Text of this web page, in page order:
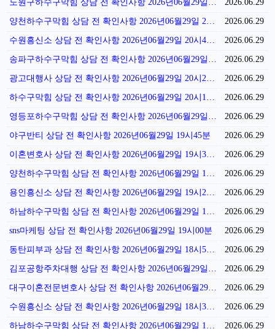
노원구하수구막힘 상담 전 확인사항 2026년06월29일 21시01분 2026.06.29
양천하수구막힘 상담 전 확인사항 2026년06월29일 20시56분 2026.06.29
수원흥신소 상담 전 확인사항 2026년06월29일 20시48분 2026.06.29
송파구하수구막힘 상담 전 확인사항 2026년06월29일 20시33분 2026.06.29
광고대행사 상담 전 확인사항 2026년06월29일 20시26분 2026.06.29
하수구막힘 상담 전 확인사항 2026년06월29일 20시16분 2026.06.29
영등포하수구막힘 상담 전 확인사항 2026년06월29일 19시51분 2026.06.29
야구반티 상담 전 확인사항 2026년06월29일 19시45분 2026.06.29
이혼변호사 상담 전 확인사항 2026년06월29일 19시36분 2026.06.29
양천하수구막힘 상담 전 확인사항 2026년06월29일 19시29분 2026.06.29
용인흥신소 상담 전 확인사항 2026년06월29일 19시25분 2026.06.29
하남하수구막힘 상담 전 확인사항 2026년06월29일 19시15분 2026.06.29
sns마케팅 상담 전 확인사항 2026년06월29일 19시00분 2026.06.29
동탄피부과 상담 전 확인사항 2026년06월29일 18시53분 2026.06.29
김포공항주차대행 상담 전 확인사항 2026년06월29일 18시47분 2026.06.29
대구이혼전문변호사 상담 전 확인사항 2026년06월29일 18시40분 2026.06.29
수원흥신소 상담 전 확인사항 2026년06월29일 18시32분 2026.06.29
하남하수구막힘 상담 전 확인사항 2026년06월29일 18시26분 2026.06.29